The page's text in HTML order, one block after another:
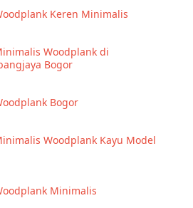
Keren Minimalis
Woodplank di
Bogor
Bogor
Woodplank Kayu Model
Minimalis